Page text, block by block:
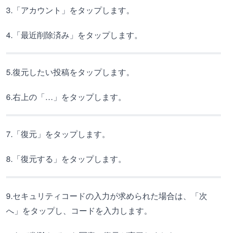
3.「アカウント」をタップします。
4.「最近削除済み」をタップします。
5.復元したい投稿をタップします。
6.右上の「…」をタップします。
7.「復元」をタップします。
8.「復元する」をタップします。
9.セキュリティコードの入力が求められた場合は、「次
へ」をタップし、コードを入力します。